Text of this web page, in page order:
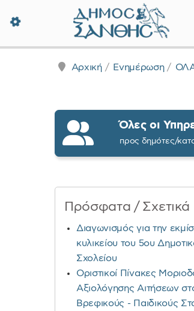
Δήμος Ξάνθης -
Αρχική Ενημέρωση
Όλες οι
προς δημότες/
Πρόσφατα / Σχετικά
Διαγωνισμός για την
κυλικείου του 5ου
Σχολείου
Οριστικοί Πίνακες
Αξιολόγησης Αιτήσεων
Βρεφικούς - Παιδικούς